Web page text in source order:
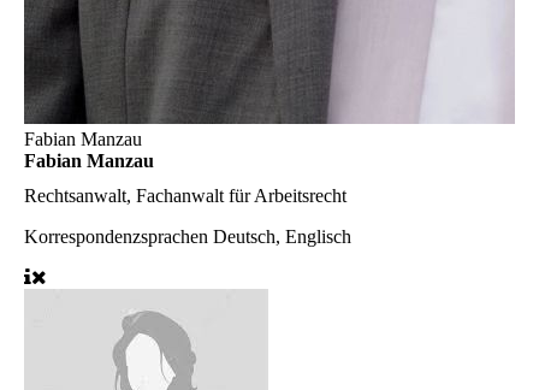
Fabian Manzau
Fabian Manzau
Rechtsanwalt, Fachanwalt für Arbeitsrecht
Korrespondenzsprachen Deutsch, Englisch